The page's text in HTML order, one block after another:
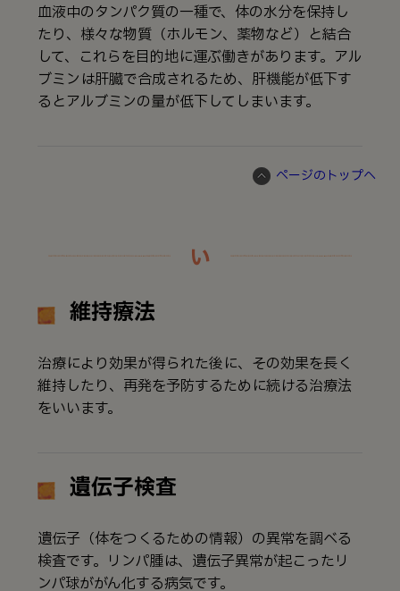
血液中のタンパク質の一種で、体の水分を保持し
たり、様々な物質（ホルモン、薬物など）と結合
して、これらを目的地に運ぶ働きがあります。アル
ブミンは肝臓で合成されるため、肝機能が低下す
るとアルブミンの量が低下してしまいます。
ページのトップへ
い
維持療法
治療により効果が得られた後に、その効果を長く
維持したり、再発を予防するために続ける治療法
をいいます。
遺伝子検査
遺伝子（体をつくるための情報）の異常を調べる
検査です。リンパ腫は、遺伝子異常が起こったリ
ンパ球ががん化する病気です。